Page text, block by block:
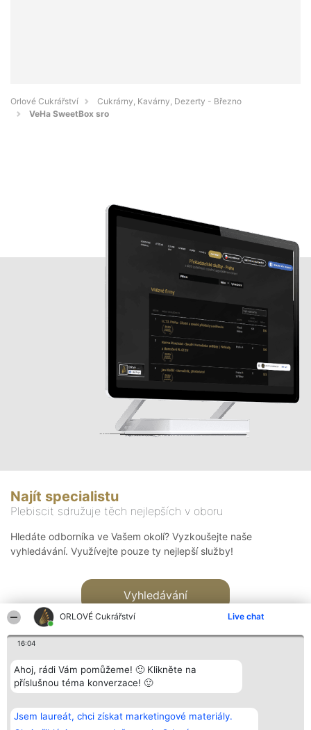
ORLOVÉ Cukrářství Live chat
16:04
Ahoj, rádi Vám pomůžeme! 🙂 Klikněte na
příslušnou téma konverzace! 🙂
Jsem laureát, chci získat marketingové materiály.
Orlové Cukrářství
Cukrárny, Kavárny, Dezerty - Březno
VeHa SweetBox sro
Najít specialistu
Plebiscit sdružuje těch nejlepších v oboru
Hledáte odborníka ve Vašem okolí? Vyzkoušejte naše
vyhledávání. Využívejte pouze ty nejlepší služby!
Vyhledávání
Bright Side Solutions sp. z o.
o. sp. k.
ul. Ruska 22
Vítězové
Seznam všech
laureátů
Kontakt